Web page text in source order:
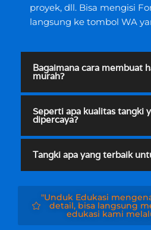
proyek, dll. Bisa mengisi
langsung ke tombol WA
Bagaimana cara membuat
murah?
Seperti apa kualitas tangki
dipercaya?
Tangki apa yang terbaik
"Unduk Edukasi
detail, bisa langsung
edukasi kami